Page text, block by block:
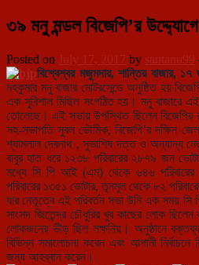
৩৯ মনু মন্ডল বিজেপি’র
Posted on July 17, 2017 by santanu99
বিশ্বেশ্বর মজুমদার, শান্তির বাজার, ১৭
মহকুমার মনু বাজার মোটরসেন্ডে অনুষ্ঠিত হয়
এক সুবিশাল মিছিল সংগঠিত হয়। মনু বাজারে
তোলেছে। এই সভায় উপস্থিত ছিলেন বিজেপির
সহ-সভাপতি সুবল ভৌমিক, বিজেপি’র দক্ষিন
শ্যামলাল দেবনাথ , সুভাশিষ দত্ত ও অন্যান্য
বাবুর হাত ধরে ১২৩৮ পরিবারের ২৮৭৯ জন
মধ্যে সি পি আই (এম) থেকে ৬৪৬
পরিবারের ১৩৫১ ভোটার, তৃনমূল থেকে ৮২
যার নেতৃত্বে এই পরিবর্তন সভা উনি এক সময়
সাংসদ জিতেন্দ্র চৌধুরির খুব কাছের লোক
লোকজনের ভীড় ছিল লক্ষনিয়। অনুষ্ঠানে বক্তব্য
বিভিন্ন সমালোচনা করেন এবং আগামী
জন্য আহব্বান করেন।